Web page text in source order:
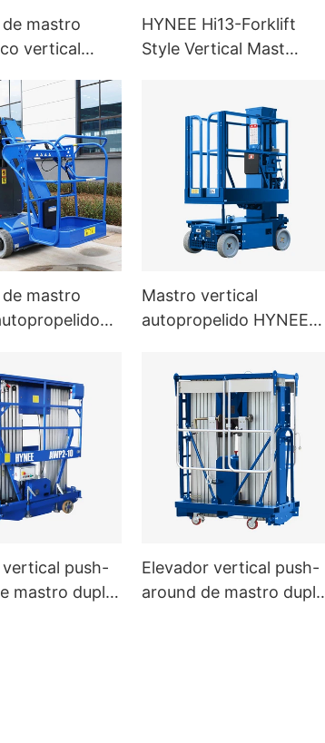
mastro
vertical
HYNEE Hi13-Forklift
Style Vertical Mast
mastro
Mastro vertical
autopropelido HYNEE
vertical push-
mastro duplo
Elevador vertical push-
around de mastro duplo